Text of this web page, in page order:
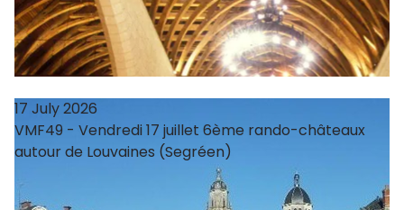
17 July 2026
VMF49 - Vendredi 17 juillet 6ème rando-châteaux
autour de Louvaines (Segréen)